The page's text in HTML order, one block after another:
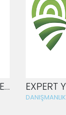
AKARYAKIT / PETROL OFİSİ(ŞURA PETROL) EMEK-KÜLTÜRPARK-DEMİRTAŞ ŞUBE EXPERT
DANIŞMANLIK